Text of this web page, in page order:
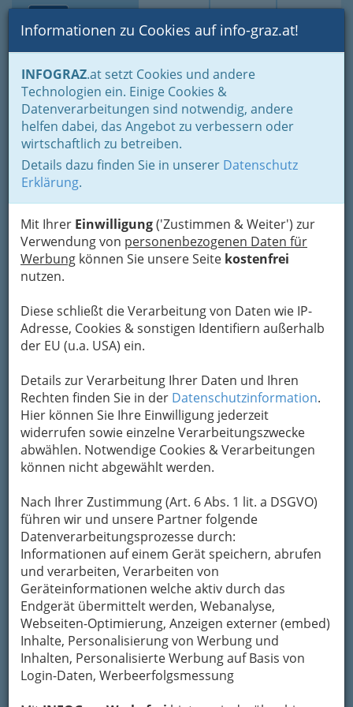
Suche Login Toggle
Informationen zu Cookies auf info-graz.at!
INFOGRAZ.at setzt Cookies und andere
Technologien ein. Einige Cookies &
Datenverarbeitungen sind notwendig, andere
helfen dabei, das Angebot zu verbessern oder
wirtschaftlich zu betreiben.
Details dazu finden Sie in unserer Datenschutz
Erklärung.
Mit Ihrer Einwilligung('Zustimmen & Weiter') zur
Verwendung von personenbezogenen Daten für
Werbung können Sie unsere Seite kostenfrei
nutzen.
Diese schließt die Verarbeitung von Daten wie IP-
Adresse, Cookies & sonstigen Identifiern außerhalb
der EU (u.a. USA) ein.
Details zur Verarbeitung Ihrer Daten und Ihren
Rechten finden Sie in der Datenschutzinformation.
Hier können Sie Ihre Einwilligung jederzeit
widerrufen sowie einzelne Verarbeitungszwecke
abwählen. Notwendige Cookies & Verarbeitungen
können nicht abgewählt werden.
Nach Ihrer Zustimmung (Art. 6 Abs. 1 lit. a DSGVO)
führen wir und unsere Partner folgende
Datenverarbeitungsprozesse durch:
Informationen auf einem Gerät speichern, abrufen
und verarbeiten, Verarbeiten von
Geräteinformationen welche aktiv durch das
Endgerät übermittelt werden, Webanalyse,
Webseiten-Optimierung, Anzeigen externer (embed)
Inhalte, Personalisierung von Werbung und
Inhalten, Personalisierte Werbung auf Basis von
Login-Daten, Werbeerfolgsmessung
Home Lifestyle
Gleichklang für Körper, Geist und Seele
Neues zur Selbsthilfe
Traumdeutung - Träume
und ihre Bedeutung -
Traumdeuter Graz
muss man dieSignale aus der Tiefe unserer
Seelebzw. unseres Unterbewusstseins deuten
und verstehen können.
Träume gibt es seit Entstehung
des Menschen. Sie begleiten
unser Leben von Geburt bis zu
unserem Tod.
Wer schläft, träumt. Froh kann man nur sein,
dass man seine Träume nur selber erlebt.
Um den Sinn eines Traumes verstehen zu
können, benötigt man einen Schlüssel, um die
Bilderschriften aus der Tiefe unserer Seele